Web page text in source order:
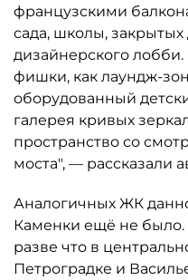
французскими
сада, школы,
дизайнерского
фишки, как лаундж-
оборудованный
галерея кривых
пространство со
моста", — рассказали
Аналогичных ЖК
Каменки ещё не было.
разве что в
Петроградке и